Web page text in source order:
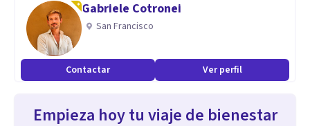
Gabriele Cotronei
San Francisco
Contactar Ver perfil
Empieza hoy tu viaje de bienestar